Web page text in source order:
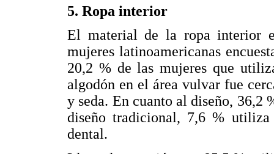
5. Ropa interior
El material de la ropa interior
mujeres latinoamericanas
20,2 % de las mujeres que
algodón en el área vulvar fue
y seda. En cuanto al diseño, 36,2
diseño tradicional, 7,6 %
dental.